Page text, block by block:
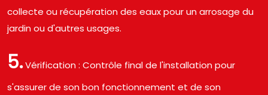
collecte ou récupération des eaux pour un arrosage du
jardin ou d'autres usages.
5.Vérification : Contrôle final de l'installation pour
s'assurer de son bon fonctionnement et de son